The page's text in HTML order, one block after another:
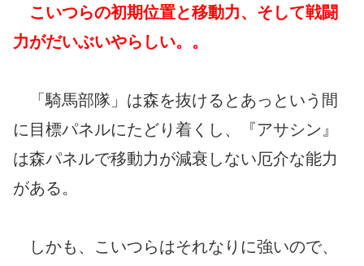
こいつらの初期位置と移動力、そして戦闘
力がだいぶいやらしい。。
「騎馬部隊」は森を抜けるとあっという間
に目標パネルにたどり着くし、『アサシン』
は森パネルで移動力が減衰しない厄介な能力
がある。
しかも、こいつらはそれなりに強いので、